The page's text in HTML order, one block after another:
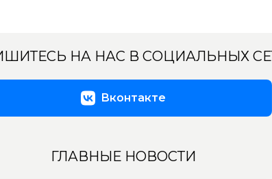
НА НАС В СОЦИАЛЬНЫХ
Вконтакте
ГЛАВНЫЕ НОВОСТИ